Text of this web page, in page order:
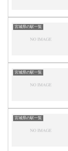
宮城県の駅一覧
宮城県の駅一覧
宮城県の駅一覧